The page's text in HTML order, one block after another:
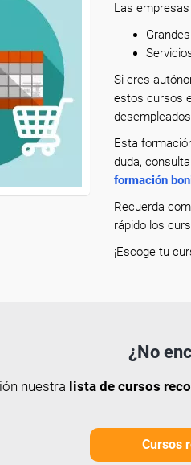
Las
Si eres
estos cursos
Esta
duda,
formación
Recuerda
rápido los
¡Escoge tu
¿No
nuestra lista de cursos
Cursos